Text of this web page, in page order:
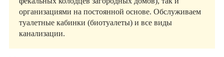
организациями на постоянной основе. Обслуживаем
туалетные кабинки (биотуалеты) и все виды
канализации.